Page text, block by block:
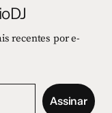
recentes por e-
Assinar